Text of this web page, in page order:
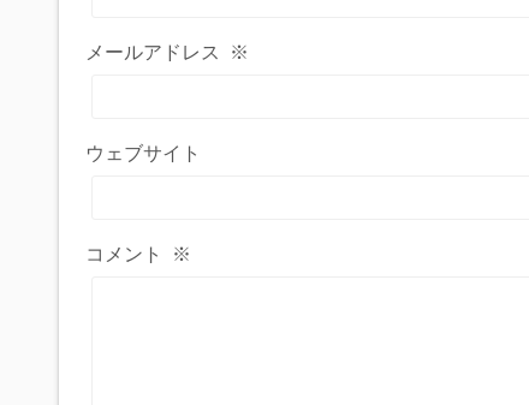
メールアドレス ※
ウェブサイト
コメント ※